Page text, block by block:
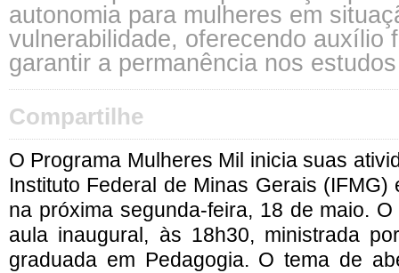
autonomia para mulheres em
vulnerabilidade, oferecendo auxílio
garantir a permanência nos estudos
Compartilhe
O Programa Mulheres Mil inicia suas
Instituto Federal de Minas Gerais (IFMG)
na próxima segunda-feira, 18 de maio.
aula inaugural, às 18h30, ministrada
graduada em Pedagogia. O tema de